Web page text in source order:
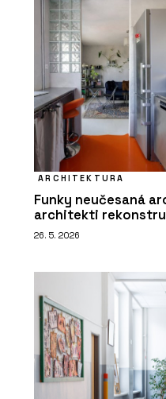
ARCHITEKTURA
Funky neučesaná
architekti
26. 5. 2026